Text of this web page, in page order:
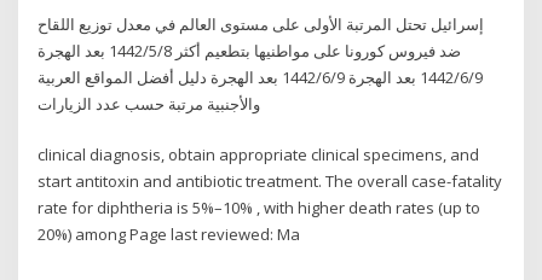
إسرائيل تحتل المرتبة الأولى على مستوى العالم في معدل توزيع اللقاح
ضد فيروس كورونا على مواطنيها بتطعيم أكثر 8‏‏/5‏‏/1442 بعد الهجرة
9‏‏/6‏‏/1442 بعد الهجرة 9‏‏/6‏‏/1442 بعد الهجرة دليل أفضل المواقع العربية
والأجنبية مرتبة حسب عدد الزيارات
clinical diagnosis, obtain appropriate clinical specimens, and
start antitoxin and antibiotic treatment. The overall case-fatality
rate for diphtheria is 5%–10% , with higher death rates (up to
20%) among Page last reviewed: Ma